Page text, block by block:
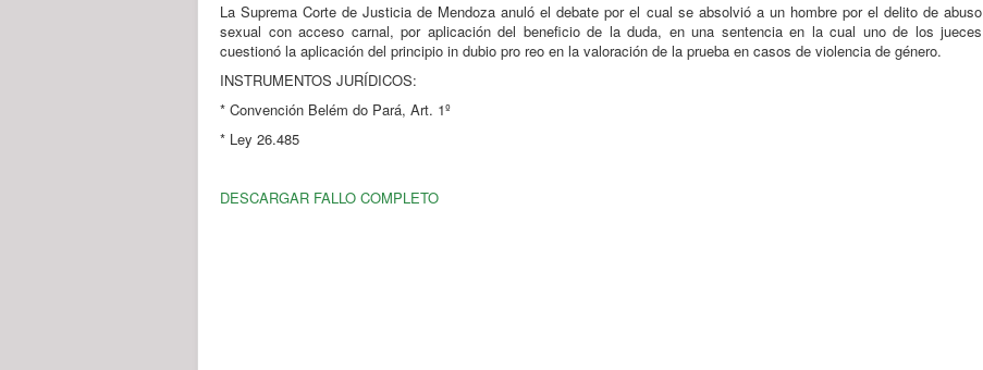
La Suprema Corte de Justicia de Mendoza anuló el debate por el cual se absolvió a un hombre por el delito de abuso
sexual con acceso carnal, por aplicación del beneficio de la duda, en una sentencia en la cual uno de los jueces
cuestionó la aplicación del principio in dubio pro reo en la valoración de la prueba en casos de violencia de género.
INSTRUMENTOS JURÍDICOS:
* Convención Belém do Pará, Art. 1º
* Ley 26.485
DESCARGAR FALLO COMPLETO